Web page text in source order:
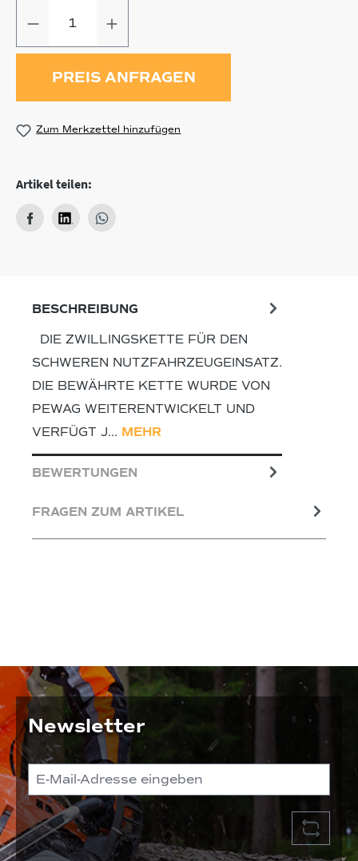
PREIS ANFRAGEN
Zum Merkzettel hinzufügen
Artikel teilen:
BESCHREIBUNG
DIE ZWILLINGSKETTE FÜR DEN
SCHWEREN NUTZFAHRZEUGEINSATZ.
DIE BEWÄHRTE KETTE WURDE VON
PEWAG WEITERENTWICKELT UND
VERFÜGT J… MEHR
BEWERTUNGEN
FRAGEN ZUM ARTIKEL
Newsletter